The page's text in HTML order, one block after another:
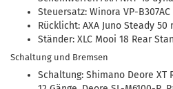
Steuersatz: Winora VP-B307AC
Rücklicht: AXA Juno Steady 50
Ständer: XLC Mooi 18 Rear
Schaltung und Bremsen
Schaltung: Shimano Deore XT